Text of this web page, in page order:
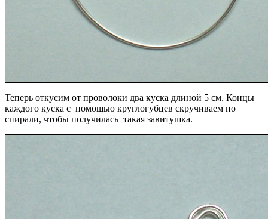
Теперь откусим от проволоки два куска длиной 5 см. Концы
каждого куска с помощью круглогубцев скручиваем по
спирали, чтобы получилась такая завитушка.